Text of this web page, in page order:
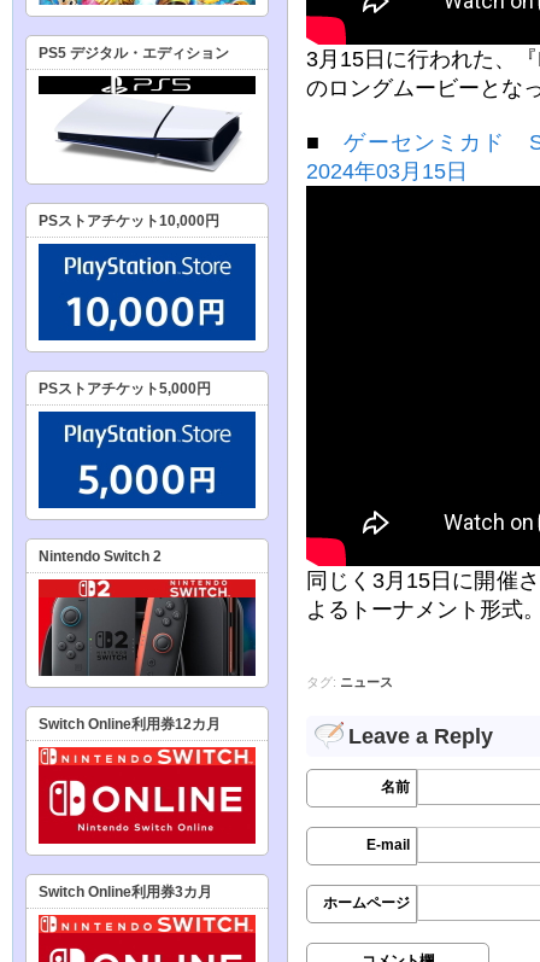
3月15日に行われた、
のロングムービーとな
■ゲーセンミカド
2024年03月15日
同じく3月15日に開催
よるトーナメント形式
タグ: ニュース
Leave a Reply
名前
E-mail
ホームページ
PS5 デジタル・エディション
PSストアチケット10,000円
PSストアチケット5,000円
Nintendo Switch 2
Switch Online利用券12カ月
Switch Online利用券3カ月